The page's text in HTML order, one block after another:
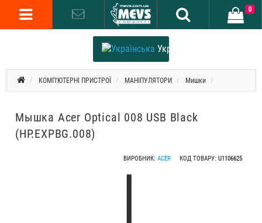
Українська
0
КОМП'ЮТЕРНІ ПРИСТРОЇ МАНІПУЛЯТОРИ Мишки
Мышка Acer Optical 008 USB Black
(HP.EXPBG.008)
ВИРОБНИК: ACER КОД ТОВАРУ: U1106625